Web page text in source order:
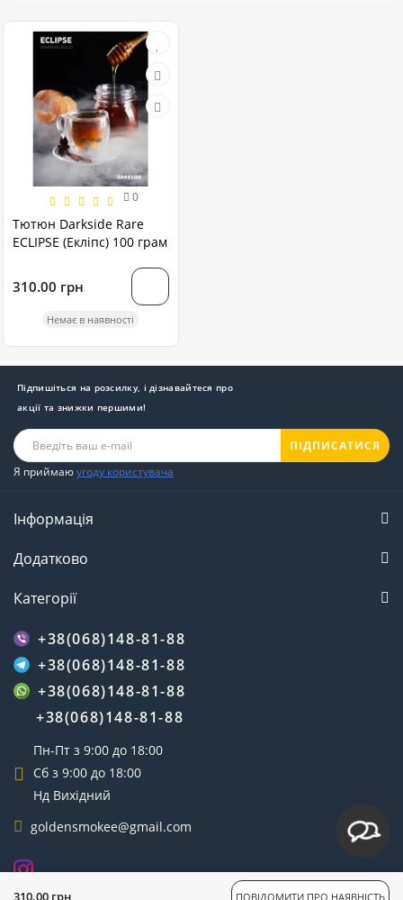
310.00 грн ПОВІДОМИТИ ПРО НАЯВНІСТЬ
0
Тютюн Darkside Rare
ECLIPSE (Екліпс) 100 грам
310.00 грн
Немає в наявності
Підпишіться на розсилку, і дізнавайтеся про
акції та знижки першими!
ПІДПИСАТИСЯ
Я приймаюугоду користувача
Інформація
Додатково
Категорії
+38(068)148-81-88
+38(068)148-81-88
+38(068)148-81-88
+38(068)148-81-88
Пн-Пт з 9:00 до 18:00
Сб з 9:00 до 18:00
Нд Вихідний
goldensmokee@gmail.com
GoldenSmoke © 2025